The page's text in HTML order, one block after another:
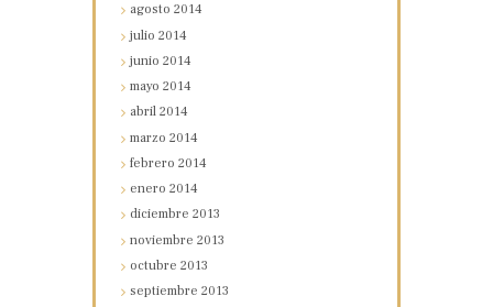
agosto2014
julio2014
junio2014
mayo2014
abril2014
marzo2014
febrero2014
enero2014
diciembre2013
noviembre2013
octubre2013
septiembre2013